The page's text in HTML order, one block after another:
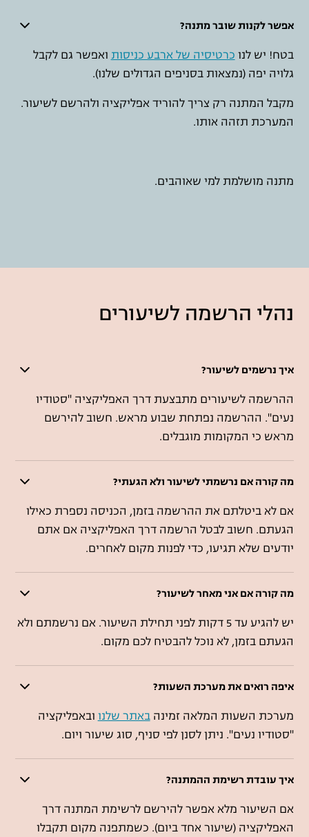
אפשר לקנות שובר מתנה?
בטח! יש לנוכרטיסיה של ארבע כניסותואפשר גם לקבל
גלויה יפה (נמצאות בסניפים הגדולים שלנו).
מקבל המתנה רק צריך להוריד אפליקציה ולהרשם לשיעור.
המערכת תזהה אותו.
מתנה מושלמת למי שאוהבים.
נהלי הרשמה לשיעורים
איך נרשמים לשיעור?
ההרשמה לשיעורים מתבצעת דרך האפליקציה "סטודיו
נעים". ההרשמה נפתחת שבוע מראש. חשוב להירשם
מראש כי המקומות מוגבלים.
מה קורה אם נרשמתי לשיעור ולא הגעתי?
אם לא ביטלתם את ההרשמה בזמן, הכניסה נספרת כאילו
הגעתם. חשוב לבטל הרשמה דרך האפליקציה אם אתם
יודעים שלא תגיעו, כדי לפנות מקום לאחרים.
מה קורה אם אני מאחר לשיעור?
יש להגיע עד 5 דקות לפני תחילת השיעור. אם נרשמתם ולא
הגעתם בזמן, לא נוכל להבטיח לכם מקום.
איפה רואים את מערכת השעות?
מערכת השעות המלאה זמינהבאתר שלנוובאפליקציה
"סטודיו נעים". ניתן לסנן לפי סניף, סוג שיעור ויום.
איך עובדת רשימת ההמתנה?
אם השיעור מלא אפשר להירשם לרשימת המתנה דרך
האפליקציה (שיעור אחד ביום). כשמתפנה מקום תקבלו